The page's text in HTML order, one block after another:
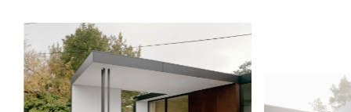
Ogród
Zamów próbkę